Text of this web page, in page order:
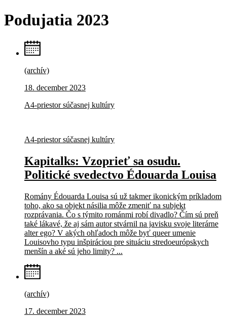
Podujatia 2023
(archív)
18. december 2023
A4-priestor súčasnej kultúry
A4-priestor súčasnej kultúry
Kapitalks: Vzoprieť sa osudu.
Politické svedectvo Édouarda Louisa
Romány Édouarda Louisa sú už takmer ikonickým príkladom
toho, ako sa objekt násilia môže zmeniť na subjekt
rozprávania. Čo s týmito románmi robí divadlo? Čím sú preň
také lákavé, že aj sám autor stvárnil na javisku svoje literárne
alter ego? V akých ohľadoch môže byť queer umenie
Louisovho typu inšpiráciou pre situáciu stredoeurópskych
menšín a aké sú jeho limity? ...
(archív)
17. december 2023